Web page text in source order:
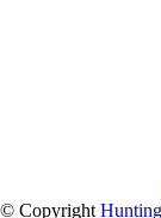
© Copyright